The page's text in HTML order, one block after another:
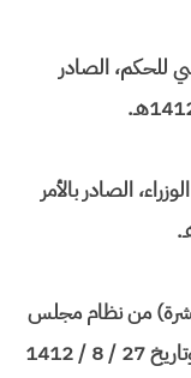
للحكم، الصادر
الصادر بالأمر
عشرة) من نظام مجلس
الشورى، الصادر بالأمر الملكي رقم ( أ / 91 ) وتاريخ 27 / 8 / 1412